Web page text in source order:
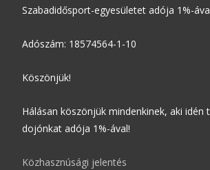
Szabadidősport-egyesületet adója 1%-
Adószám: 18574564-1-10
Köszönjük!
Hálásan köszönjük mindenkinek, aki idén
dojónkat adója 1%-ával!
Közhasznúsági jelentés